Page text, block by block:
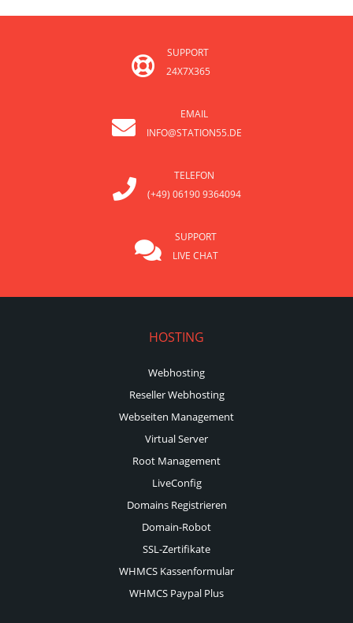
SUPPORT
24X7X365
EMAIL
INFO@STATION55.DE
TELEFON
(+49) 06190 9364094
SUPPORT
LIVE CHAT
HOSTING
Webhosting
Reseller Webhosting
Webseiten Management
Virtual Server
Root Management
LiveConfig
Domains Registrieren
Domain-Robot
SSL-Zertifikate
WHMCS Kassenformular
WHMCS Paypal Plus